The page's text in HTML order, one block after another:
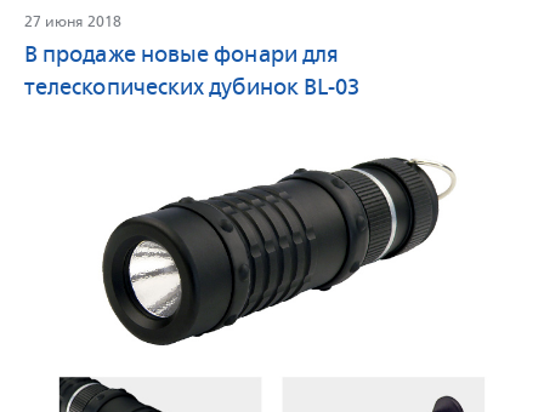
27 июня 2018
В продаже новые фонари для
телескопических дубинок BL-03